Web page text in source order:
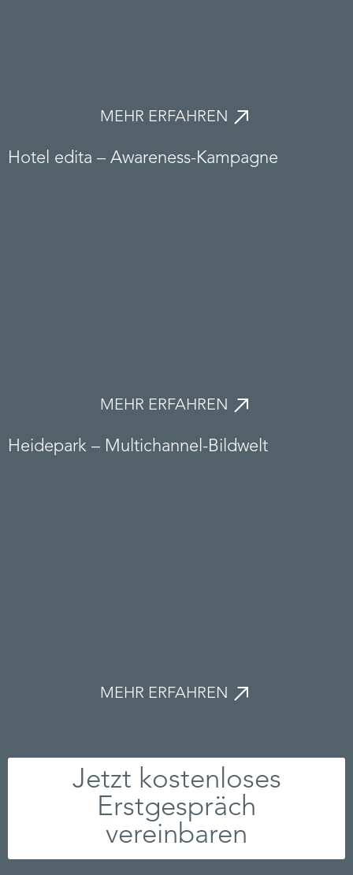
MEHR ERFAHREN
Hotel edita – Awareness-Kampagne
MEHR ERFAHREN
Heidepark – Multichannel-Bildwelt
MEHR ERFAHREN
Jetzt kostenloses
Erstgespräch
vereinbaren